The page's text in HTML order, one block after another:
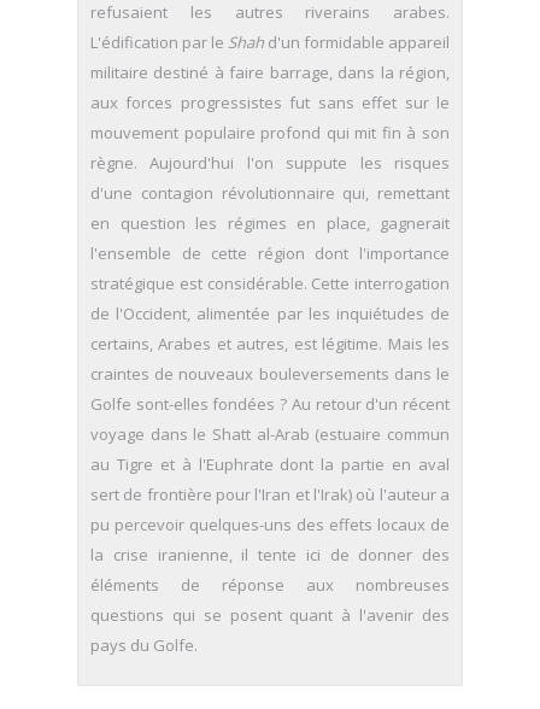
refusaient les autres riverains arabes.
L'édification par le Shah d'un formidable appareil
militaire destiné à faire barrage, dans la région,
aux forces progressistes fut sans effet sur le
mouvement populaire profond qui mit fin à son
règne. Aujourd'hui l'on suppute les risques
d'une contagion révolutionnaire qui, remettant
en question les régimes en place, gagnerait
l'ensemble de cette région dont l'importance
stratégique est considérable. Cette interrogation
de l'Occident, alimentée par les inquiétudes de
certains, Arabes et autres, est légitime. Mais les
craintes de nouveaux bouleversements dans le
Golfe sont-elles fondées ? Au retour d'un récent
voyage dans le Shatt al-Arab (estuaire commun
au Tigre et à l'Euphrate dont la partie en aval
sert de frontière pour l'Iran et l'Irak) où l'auteur a
pu percevoir quelques-uns des effets locaux de
la crise iranienne, il tente ici de donner des
éléments de réponse aux nombreuses
questions qui se posent quant à l'avenir des
pays du Golfe.